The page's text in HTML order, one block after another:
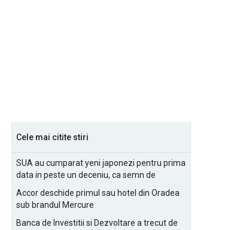
Cele mai citite stiri
SUA au cumparat yeni japonezi pentru prima
data in peste un deceniu, ca semn de
Accor deschide primul sau hotel din Oradea
sub brandul Mercure
Banca de Investitii si Dezvoltare a trecut de